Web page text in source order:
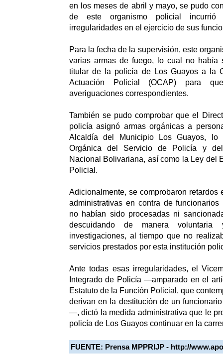
en los meses de abril y mayo, se pudo
de este organismo policial
irregularidades en el ejercicio de sus
Para la fecha de la supervisión, este
varias armas de fuego, lo cual no había
titular de la policía de Los Guayos a la
Actuación Policial (OCAP) para
averiguaciones correspondientes.
También se pudo comprobar que el
policía asignó armas orgánicas a
Alcaldía del Municipio Los Guayos,
Orgánica del Servicio de Policía y
Nacional Bolivariana, así como la Ley del
Policial.
Adicionalmente, se comprobaron retardos
administrativas en contra de
no habían sido procesadas ni
descuidando de manera voluntaria
investigaciones, al tiempo que no
servicios prestados por esta institución
Ante todas esas irregularidades, el
Integrado de Policía —amparado en el
Estatuto de la Función Policial, que
derivan en la destitución de un
—, dictó la medida administrativa que le
policía de Los Guayos continuar en la
FUENTE: Prensa MPPRIJP - http://